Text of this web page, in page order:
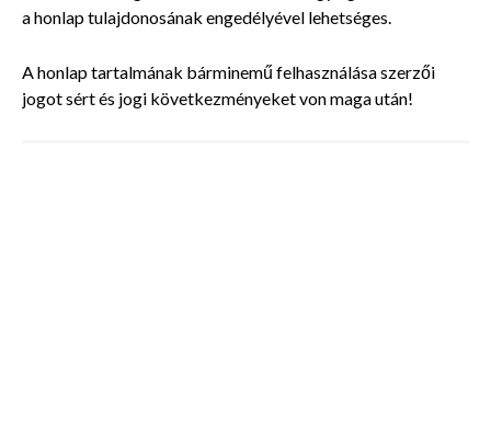
a honlap tulajdonosának engedélyével lehetséges.
A honlap tartalmának bárminemű felhasználása szerzői
jogot sért és jogi következményeket von maga után!